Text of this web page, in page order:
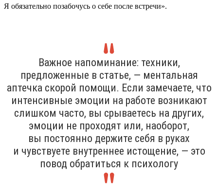
Я обязательно позабочусь о себе после встречи».
Важное напоминание: техники,
предложенные в статье, — ментальная
аптечка скорой помощи. Если замечаете, что
интенсивные эмоции на работе возникают
слишком часто, вы срываетесь на других,
эмоции не проходят или, наоборот,
вы постоянно держите себя в руках
и чувствуете внутреннее истощение, — это
повод обратиться к психологу